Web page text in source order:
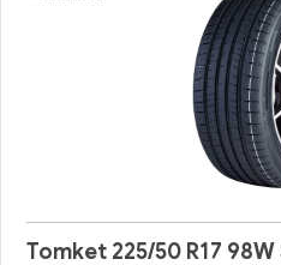
Tomket 225/50 R17 98W